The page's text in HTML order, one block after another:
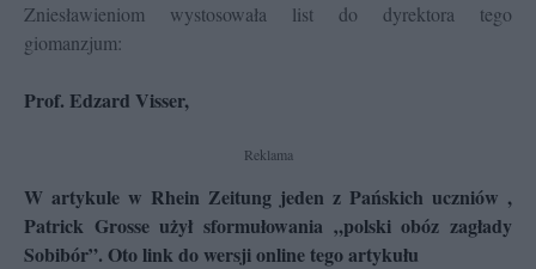
Zniesławieniom wystosowała list do dyrektora tego
giomanzjum:
Prof. Edzard Visser,
Reklama
W artykule w Rhein Zeitung jeden z Pańskich uczniów ,
Patrick Grosse użył sformułowania „polski obóz zagłady
Sobibór”. Oto link do wersji online tego artykułu